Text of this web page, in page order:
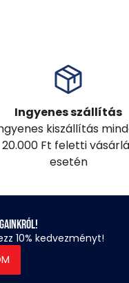
Ingyenes szállítás
kiszállítás
20.000 Ft feletti
esetén
10% kedvezményt!